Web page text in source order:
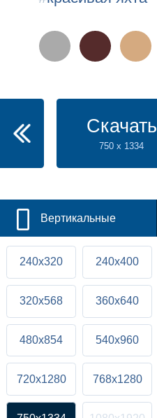
Скачать
750 x 1334
Вертикальные
240x320 240x400
320x568 360x640
480x854 540x960
720x1280 768x1280